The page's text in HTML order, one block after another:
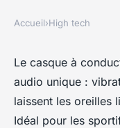
HIGH TECH
Casque
liberté et
activités
Accueil›High tech
Le casque à
audio unique :
laissent les oreilles
Idéal pour les